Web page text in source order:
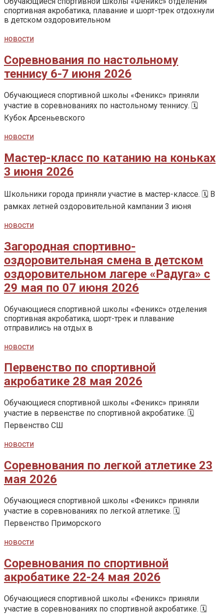
спортивная акробатика, плавание и шорт-трек отдохнули
в детском оздоровительном
новости
Соревнования по настольному
теннису 6-7 июня 2026
Обучающиеся спортивной школы «Феникс» приняли
участие в соревнованиях по настольному теннису. 🗓️
Кубок Арсеньевского
новости
Мастер-класс по катанию на коньках
3 июня 2026
Школьники города приняли участие в мастер-классе. 🗓️ В
рамках летней оздоровительной кампании 3 июня
новости
Загородная спортивно-
оздоровительная смена в детском
оздоровительном лагере «Радуга» с
29 мая по 07 июня 2026
Обучающиеся спортивной школы «Феникс» отделения
спортивная акробатика, шорт-трек и плавание
отправились на отдых в
новости
Первенство по спортивной
акробатике 28 мая 2026
Обучающиеся спортивной школы «Феникс» приняли
участие в первенстве по спортивной акробатике. 🗓️
Первенство СШ
новости
Соревнования по легкой атлетике 23
мая 2026
Обучающиеся спортивной школы «Феникс» приняли
участие в соревнованиях по легкой атлетике. 🗓️
Первенство Приморского
новости
Соревнования по спортивной
акробатике 22-24 мая 2026
Обучающиеся спортивной школы «Феникс» приняли
участие в соревнованиях по спортивной акробатике. 🗓️